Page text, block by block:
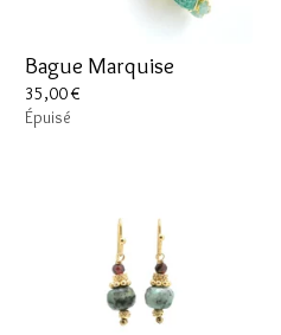
Bague Marquise
35,00€
Épuisé